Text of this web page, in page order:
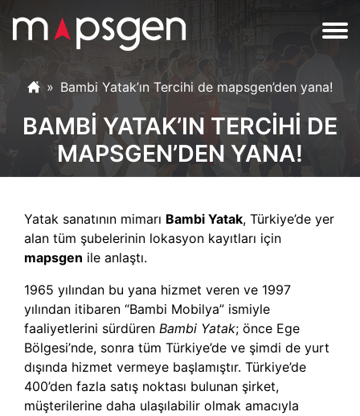
Bambi Yatak’ın Tercihi de mapsgen’den yana!
BAMBI YATAK’IN TERCIHI DE
MAPSGEN’DEN YANA!
Yatak sanatının mimarı Bambi Yatak, Türkiye’de yer
alan tüm şubelerinin lokasyon kayıtları için
mapsgen ile anlaştı.
1965 yılından bu yana hizmet veren ve 1997
yılından itibaren “Bambi Mobilya” ismiyle
faaliyetlerini sürdüren Bambi Yatak; önce Ege
Bölgesi’nde, sonra tüm Türkiye’de ve şimdi de yurt
dışında hizmet vermeye başlamıştır. Türkiye’de
400’den fazla satış noktası bulunan şirket,
müşterilerine daha ulaşılabilir olmak amacıyla